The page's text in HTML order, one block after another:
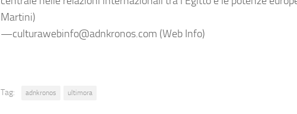
Martini)
—culturawebinfo@adnkronos.com (Web Info)
Tag: adnkronos ultimora